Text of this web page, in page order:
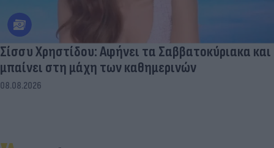
Σίσσυ Χρηστίδου: Αφήνει τα Σαββατοκύριακα και
μπαίνει στη μάχη των καθημερινών
08.08.2026